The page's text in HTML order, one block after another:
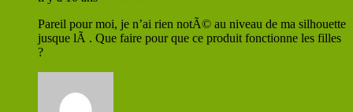
Pareil pour moi, je n’ai rien notÃ© au niveau de ma silhouette
jusque lÃ . Que faire pour que ce produit fonctionne les filles
?